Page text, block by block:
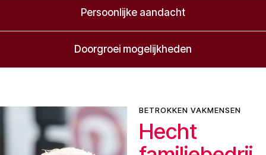
Persoonlijke aandacht
Doorgroei mogelijkheden
BETROKKEN VAKMENSEN
Hecht